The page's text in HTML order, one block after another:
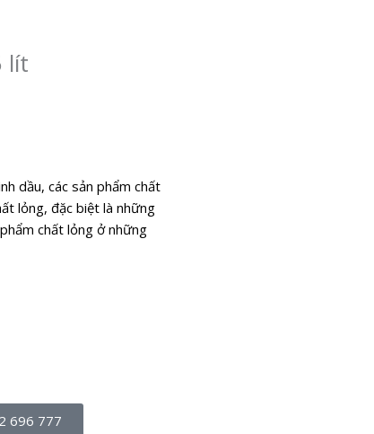
lít
dầu, các sản phẩm chất
lỏng, đặc biệt là những
chất lỏng ở những
696 777